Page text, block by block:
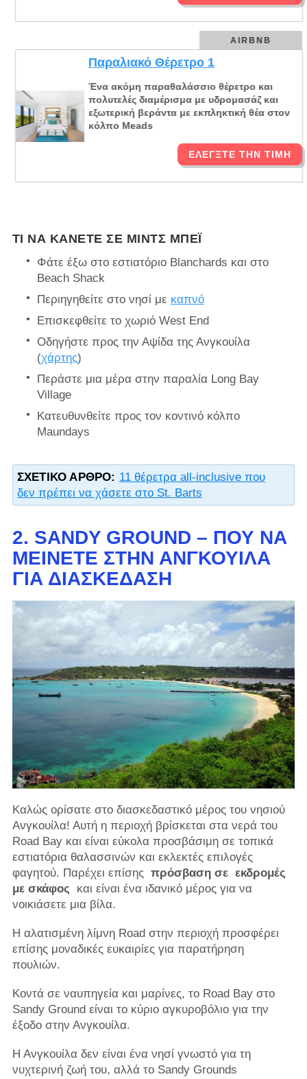
AIRBNB
Παραλιακό Θέρετρο 1
Ένα ακόμη παραθαλάσσιο θέρετρο και
πολυτελές διαμέρισμα με υδρομασάζ και
εξωτερική βεράντα με εκπληκτική θέα στον
κόλπο Meads
ΕΛΈΓΞΤΕ ΤΗΝ ΤΙΜΉ
ΤΙ ΝΑ ΚΆΝΕΤΕ ΣΕ ΜΙΝΤΣ ΜΠΈΙ
Φάτε έξω στο εστιατόριο Blanchards και στο
Beach Shack
Περιηγηθείτε στο νησί με καπνό
Επισκεφθείτε το χωριό West End
Οδηγήστε προς την Αψίδα της Ανγκουίλα
(χάρτης)
Περάστε μια μέρα στην παραλία Long Bay
Village
Κατευθυνθείτε προς τον κοντινό κόλπο
Maundays
ΣΧΕΤΙΚΌ ΆΡΘΡΟ: 11 θέρετρα all-inclusive που
δεν πρέπει να χάσετε στο St. Barts
2. SANDY GROUND – ΠΟΎ ΝΑ
ΜΕΊΝΕΤΕ ΣΤΗΝ ΑΝΓΚΟΥΊΛΑ
ΓΙΑ ΔΙΑΣΚΈΔΑΣΗ
Καλώς ορίσατε στο διασκεδαστικό μέρος του νησιού
Ανγκουίλα! Αυτή η περιοχή βρίσκεται στα νερά του
Road Bay και είναι εύκολα προσβάσιμη σε τοπικά
εστιατόρια θαλασσινών και εκλεκτές επιλογές
φαγητού. Παρέχει επίσης πρόσβαση σε εκδρομές
με σκάφος και είναι ένα ιδανικό μέρος για να
νοικιάσετε μια βίλα.
Η αλατισμένη λίμνη Road στην περιοχή προσφέρει
επίσης μοναδικές ευκαιρίες για παρατήρηση
πουλιών.
Κοντά σε ναυπηγεία και μαρίνες, το Road Bay στο
Sandy Ground είναι το κύριο αγκυροβόλιο για την
έξοδο στην Ανγκουίλα.
Η Ανγκουίλα δεν είναι ένα νησί γνωστό για τη
νυχτερινή ζωή του, αλλά το Sandy Grounds